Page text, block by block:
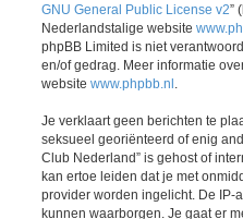
GNU General Public License v2”
Nederlandstalige website
phpBB Limited is niet
en/of gedrag. Meer informatie
website www.phpbb.nl
Je verklaart geen berichten te
seksueel georiënteerd of enig
Club Nederland” is gehost of
kan ertoe leiden dat je met
provider worden ingelicht. De IP-
kunnen waarborgen. Je gaat er